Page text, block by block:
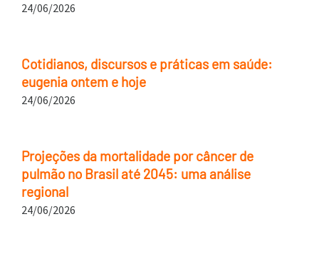
24/06/2026
Cotidianos, discursos e práticas em saúde:
eugenia ontem e hoje
24/06/2026
Projeções da mortalidade por câncer de
pulmão no Brasil até 2045: uma análise
regional
24/06/2026